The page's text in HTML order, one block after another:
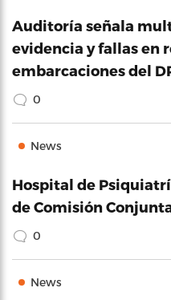
Auditoría señala
evidencia y fallas en
embarcaciones del
0
News
Hospital de
de Comisión
0
News